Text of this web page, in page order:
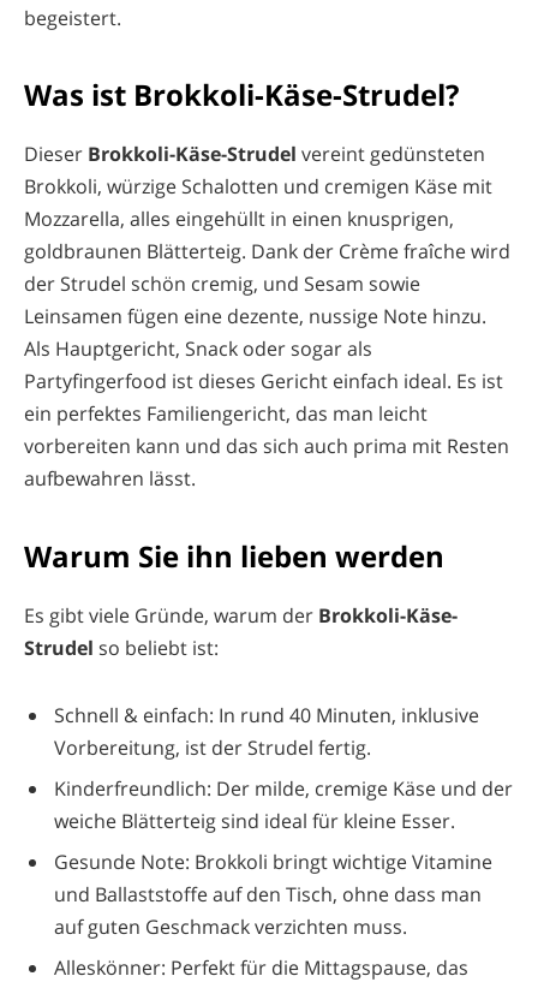
begeistert.
Was ist Brokkoli-Käse-Strudel?
Dieser Brokkoli-Käse-Strudel vereint gedünsteten
Brokkoli, würzige Schalotten und cremigen Käse mit
Mozzarella, alles eingehüllt in einen knusprigen,
goldbraunen Blätterteig. Dank der Crème fraîche wird
der Strudel schön cremig, und Sesam sowie
Leinsamen fügen eine dezente, nussige Note hinzu.
Als Hauptgericht, Snack oder sogar als
Partyfingerfood ist dieses Gericht einfach ideal. Es ist
ein perfektes Familiengericht, das man leicht
vorbereiten kann und das sich auch prima mit Resten
aufbewahren lässt.
Warum Sie ihn lieben werden
Es gibt viele Gründe, warum der Brokkoli-Käse-
Strudel so beliebt ist:
Schnell & einfach: In rund 40 Minuten, inklusive
Vorbereitung, ist der Strudel fertig.
Kinderfreundlich: Der milde, cremige Käse und der
weiche Blätterteig sind ideal für kleine Esser.
Gesunde Note: Brokkoli bringt wichtige Vitamine
und Ballaststoffe auf den Tisch, ohne dass man
auf guten Geschmack verzichten muss.
Alleskönner: Perfekt für die Mittagspause, das